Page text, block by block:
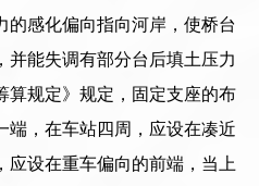
的感化偏向指向河岸，使桥台
并能失调有部分台后填土压力
算规定》规定，固定支座的布
端，在车站四周，应设在凑近
应设在重车偏向的前端，当上